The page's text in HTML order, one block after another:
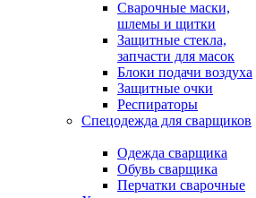
Сварочные маски,
шлемы и щитки
Защитные стекла,
запчасти для масок
Блоки подачи воздуха
Защитные очки
Респираторы
Спецодежда для сварщиков
Одежда сварщика
Обувь сварщика
Перчатки сварочные